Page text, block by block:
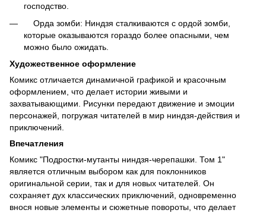
господство.
Орда зомби: Ниндзя сталкиваются с ордой зомби,
которые оказываются гораздо более опасными, чем
можно было ожидать.
Художественное оформление
Комикс отличается динамичной графикой и красочным
оформлением, что делает истории живыми и
захватывающими. Рисунки передают движение и эмоции
персонажей, погружая читателей в мир ниндзя-действия и
приключений.
Впечатления
Комикс "Подростки-мутанты ниндзя-черепашки. Том 1"
является отличным выбором как для поклонников
оригинальной серии, так и для новых читателей. Он
сохраняет дух классических приключений, одновременно
внося новые элементы и сюжетные повороты, что делает